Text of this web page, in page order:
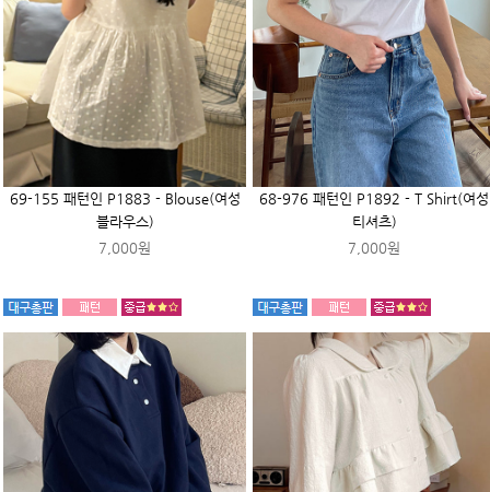
69-155 패턴인 P1883 - Blouse(여성
블라우스)
7,000원
68-976 패턴인 P1892 - T Shirt(여성
티셔츠)
7,000원